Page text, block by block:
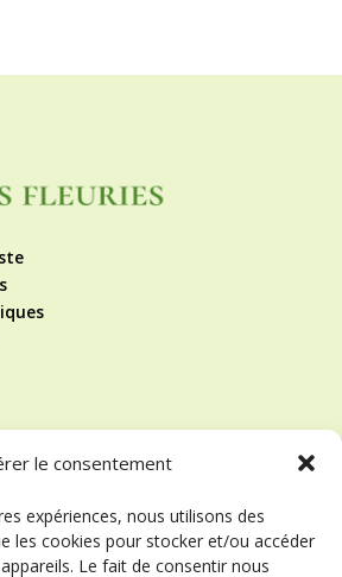
le consentement
expériences, nous utilisons des
les cookies pour stocker et/ou accéder
Le fait de consentir nous